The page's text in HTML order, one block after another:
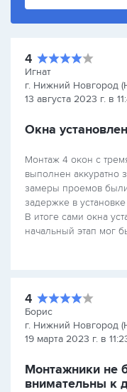
4
Игнат
г. Нижний Новгород
13 августа 2023 г. в
Окна
Монтаж 4 окон с
выполнен аккуратно
замеры проемов
задержке в
В итоге сами окна
начальный этап мог
4
Борис
г. Нижний Новгород
19 марта 2023 г. в
Монтажники не
внимательны к